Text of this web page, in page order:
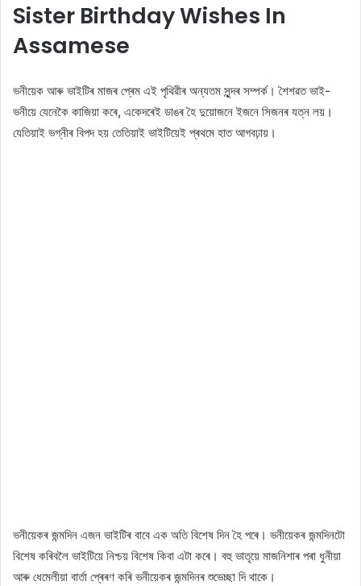
Sister Birthday Wishes In
Assamese
ভনীয়েক আৰু ভাইটিৰ মাজৰ প্ৰেম এই পৃথিৱীৰ অন্যতম সুন্দৰ সম্পৰ্ক। শৈশৱত ভাই-
ভনীয়ে যেনেকৈ কাজিয়া কৰে, একেদৰেই ডাঙৰ হৈ দুয়োজনে ইজনে সিজনৰ যত্ন লয়।
যেতিয়াই ভগ্নীৰ বিপদ হয় তেতিয়াই ভাইটিয়েই প্ৰথমে হাত আগবঢ়ায়।
ভনীয়েকৰ জন্মদিন এজন ভাইটিৰ বাবে এক অতি বিশেষ দিন হৈ পৰে। ভনীয়েকৰ জন্মদিনটো
বিশেষ কৰিবলৈ ভাইটিয়ে নিশ্চয় বিশেষ কিবা এটা কৰে। বহু ভাতৃয়ে মাজনিশাৰ পৰা ধুনীয়া
আৰু ধেমেলীয়া বাৰ্তা প্ৰেৰণ কৰি ভনীয়েকৰ জন্মদিনৰ শুভেচ্ছা দি থাকে।